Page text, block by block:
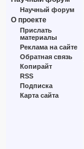
Научный форум
О проекте
Прислать
материалы
Реклама на сайте
Обратная связь
Копирайт
RSS
Подписка
Карта сайта